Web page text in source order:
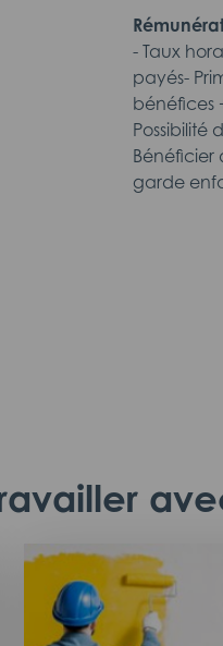
R
- Taux
payés-
bénéfices
Possibilité
Bénéficier
garde